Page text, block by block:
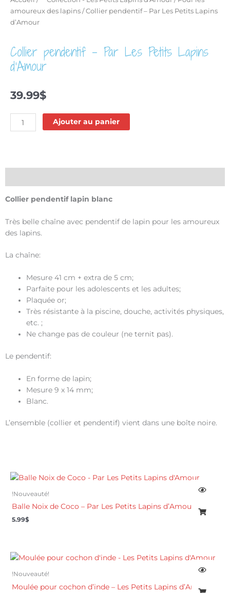
amoureux des lapins / Collier pendentif – Par Les Petits Lapins
d’Amour
Collier pendentif – Par Les Petits Lapins
d’Amour
39.99$
quantité
de
Les
Petits
d'Amour
Ajouter au panier
Collier pendentif lapin blanc
Très belle chaîne avec pendentif de lapin pour les amoureux
des lapins.
La chaîne:
Mesure 41 cm + extra de 5 cm;
Parfaite pour les adolescents et les adultes;
Plaquée or;
Très résistante à la piscine, douche, activités physiques,
etc. ;
Ne change pas de couleur (ne ternit pas).
Le pendentif:
En forme de lapin;
Mesure 9 x 14 mm;
Blanc.
L’ensemble (collier et pendentif) vient dans une boîte noire.
!Nouveauté!
Balle Noix de Coco – Par Les Petits Lapins d’Amour
5.99$
!Nouveauté!
Moulée pour cochon d’inde – Les Petits Lapins d’Amour